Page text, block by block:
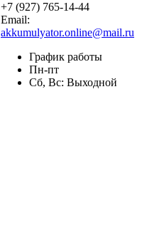
+7 (927) 765-14-44
Email:
akkumulyator.online@mail.ru
График работы
Пн-пт
Сб, Вс: Выходной